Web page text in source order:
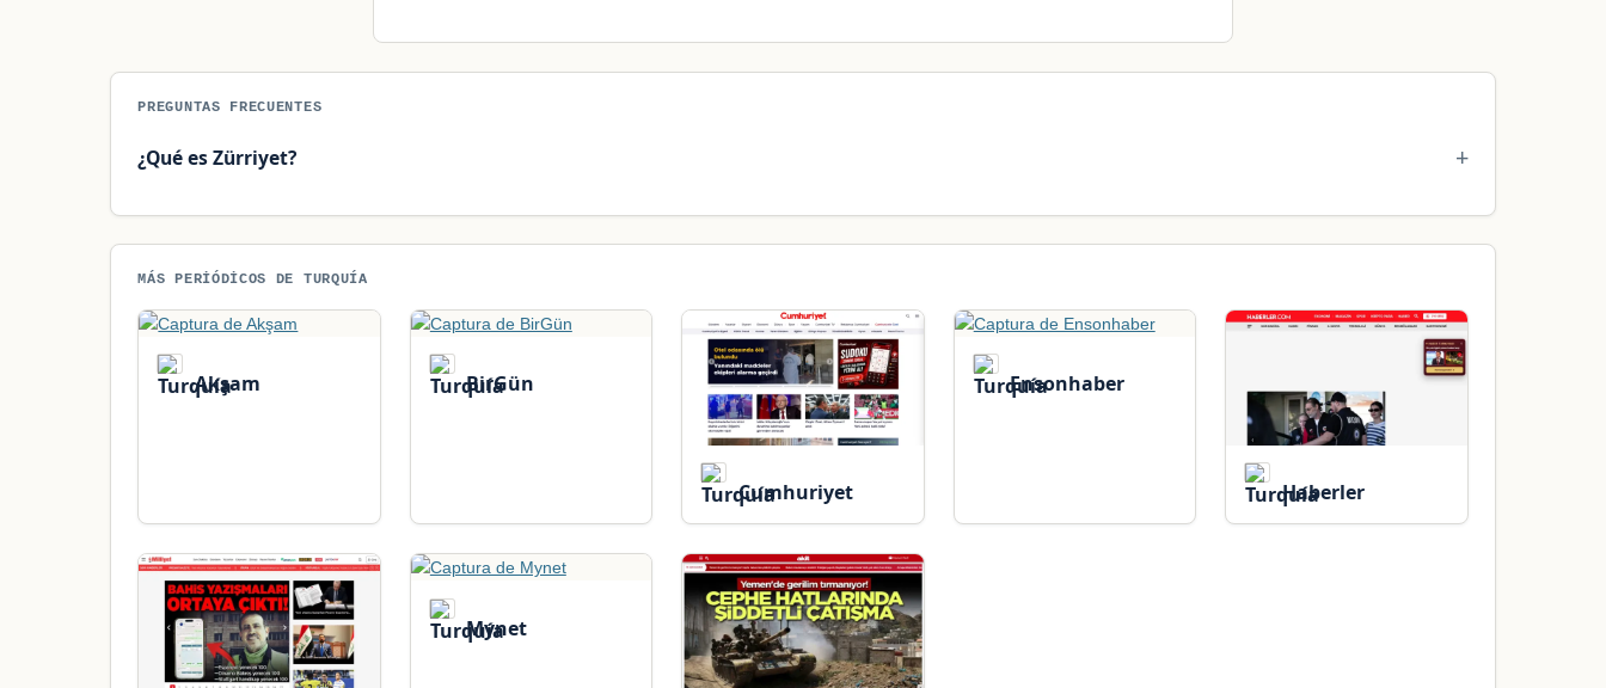
PREGUNTAS FRECUENTES
¿Qué es Zürriyet?
MÁS PERIÓDICOS DE TURQUÍA
Akşam BirGün
Cumhuriyet
Ensonhaber
Haberler
Mynet